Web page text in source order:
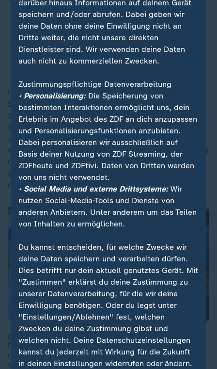
Spiel im DFB-Pokal in Leipzig
Fußballerin ändert Namen auf dem Trikot
Rechtsextreme Fangruppen nutzen regelmäßig auch
Soziale Medien wieFacebook oder Instagram für ihre
Zwecke. Dort posten sie ihre, zumeist verbotenen,
Symbole wie die Reichsflagge oder Nazi-
verherrlichende Memes. "Soziale Medien sind ein
Mittel der Selbstinszenierung", sagt Robert Claus. "Die
Gruppen können dort ihr Verständnis von Männlichkeit,
ihre Gewaltfähigkeit inszenieren und an die
Öffentlichkeit tragen."
Der Essener Kelsey Owusu wurde nach seinem Foul am
Dortmunder Yan Couto in den sozialen Medien mehrfach
rassistisch beleidigt - ein weiterer Rassismus-Vorfall in der
ersten Runde des DFB-Pokals.
darüber hinaus Informationen auf deinem Gerät
speichern und/oder abrufen. Dabei geben wir
deine Daten ohne deine Einwilligung nicht an
Dritte weiter, die nicht unsere direkten
Dienstleister sind. Wir verwenden deine Daten
auch nicht zu kommerziellen Zwecken.
Zustimmungspflichtige Datenverarbeitung
• Personalisierung:Die Speicherung von
bestimmten Interaktionen ermöglicht uns, dein
Erlebnis im Angebot des ZDF an dich anzupassen
und Personalisierungsfunktionen anzubieten.
Dabei personalisieren wir ausschließlich auf
Basis deiner Nutzung von ZDF Streaming, der
ZDFheute und ZDFtivi. Daten von Dritten werden
von uns nicht verwendet.
• Social Media und externe Drittsysteme:Wir
nutzen Social-Media-Tools und Dienste von
anderen Anbietern. Unter anderem um das Teilen
von Inhalten zu ermöglichen.
Du kannst entscheiden, für welche Zwecke wir
deine Daten speichern und verarbeiten dürfen.
Dies betrifft nur dein aktuell genutztes Gerät. Mit
"Zustimmen" erklärst du deine Zustimmung zu
unserer Datenverarbeitung, für die wir deine
Einwilligung benötigen. Oder du legst unter
"Einstellungen/Ablehnen" fest, welchen
Zwecken du deine Zustimmung gibst und
welchen nicht. Deine Datenschutzeinstellungen
kannst du jederzeit mit Wirkung für die Zukunft
in deinen Einstellungen widerrufen oder ändern.